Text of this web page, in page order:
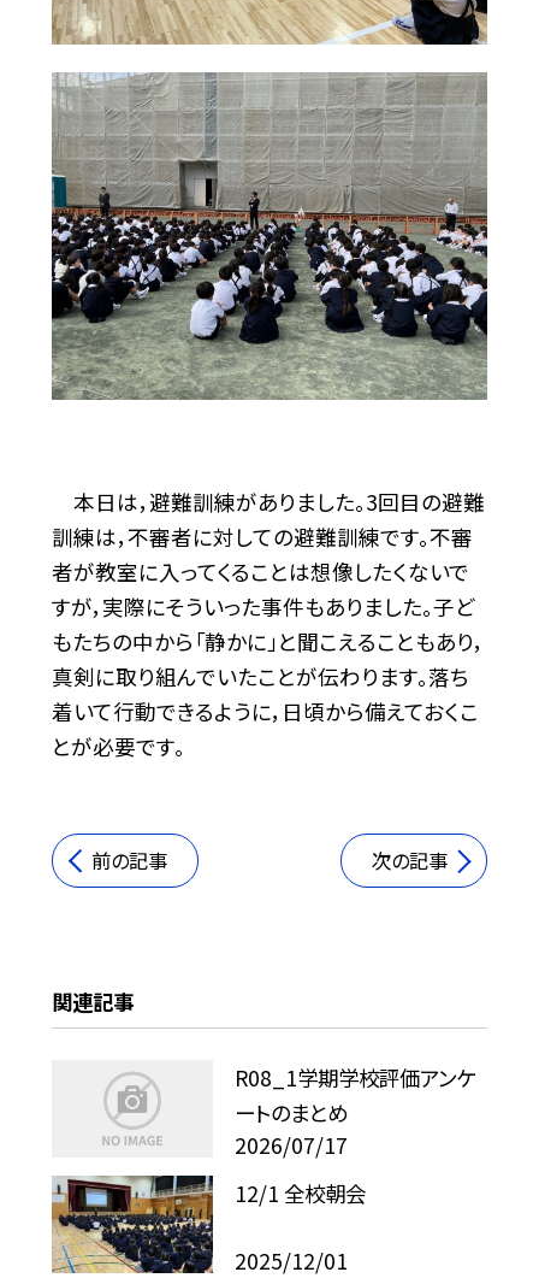
本日は，避難訓練がありました。3回目の避難
訓練は，不審者に対しての避難訓練です。不審
者が教室に入ってくることは想像したくないで
すが，実際にそういった事件もありました。子ど
もたちの中から「静かに」と聞こえることもあり，
真剣に取り組んでいたことが伝わります。落ち
着いて行動できるように，日頃から備えておくこ
とが必要です。
前の記事 次の記事
関連記事
R08_1学期学校評価アンケ
ートのまとめ
2026/07/17
12/1 全校朝会
2025/12/01